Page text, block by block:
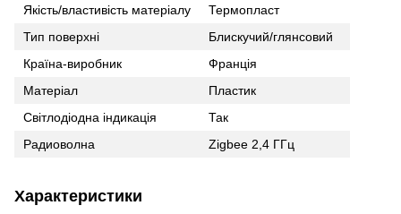
Якість/властивість матеріалу
Термопласт
Тип поверхні
Блискучий/глянсовий
Країна-виробник
Франція
Матеріал
Пластик
Світлодіодна індикація
Так
Радиоволна
Zigbee 2,4 ГГц
Характеристики